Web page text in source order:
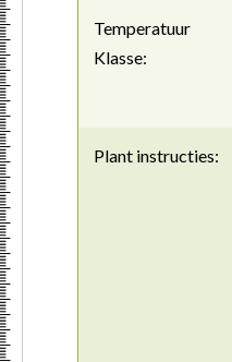
Temperatuur
Klasse:
Plant instructies: